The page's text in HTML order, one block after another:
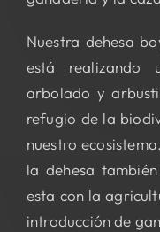
Nuestra dehesa
está realizando
arbolado y
refugio de la
nuestro
la dehesa
esta con la
introducción de